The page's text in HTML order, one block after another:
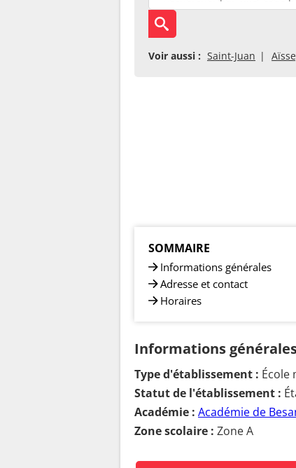
Voir aussi : Saint-Juan
SOMMAIRE
Informations générales
Adresse et contact
Horaires
Informations
Type d'établissement : École
Statut de l'établissement :
Académie : Académie de
Zone scolaire : Zone A